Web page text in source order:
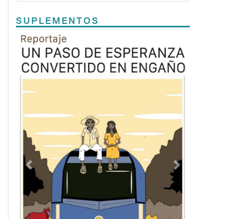
SUPLEMENTOS
Previous Next